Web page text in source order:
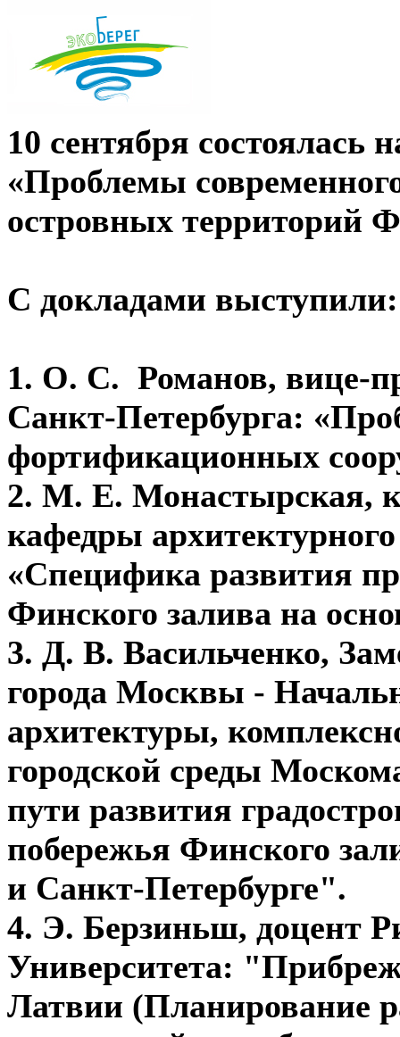
10 сентября
«Проблемы
островных территорий
С докладами выступили:
1. О. С. Романов, вице-
Санкт-Петербурга:
фортификационных
2. М. Е. Монастырская,
кафедры
«Специфика развития
Финского залива на
3. Д. В. Васильченко,
города Москвы -
архитектуры,
городской среды
пути развития
побережья Финского
и Санкт-Петербурге".
4. Э. Берзиньш, доцент
Университета:
Латвии (Планирование